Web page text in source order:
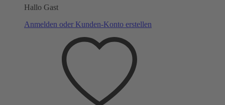
Hallo Gast
Anmelden oder Kunden-Konto erstellen